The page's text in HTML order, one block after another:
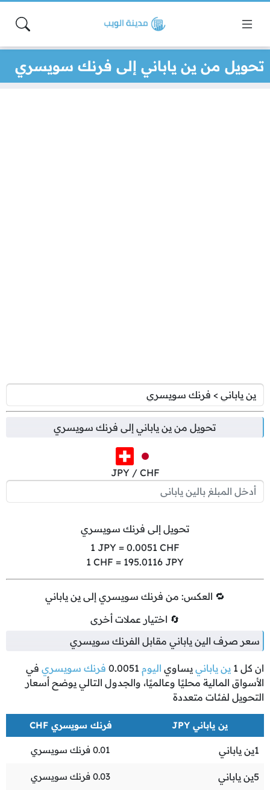
تحويل من ين ياباني إلى فرنك سويسري
تحويل منين ياباني إلى فرنك سويسري
JPY / CHF
تحويل إلى فرنك سويسري
1 JPY = 0.0051 CHF
1 CHF = 195.0116 JPY
🔁 العكس: من فرنك سويسري إلى ين ياباني
🔄 اختيار عملات أخرى
سعر صرف الين ياباني مقابل الفرنك سويسري
ان كل 1 ين ياباني يساوي اليوم 0.0051 فرنك سويسري في
الأسواق المالية محليًا وعالميًا، والجدول التالي يوضح أسعار
التحويل لفئات متعددة
ين ياباني JPY فرنك سويسري CHF
1ين ياباني 0.01 فرنك سويسري
5ين ياباني 0.03 فرنك سويسري